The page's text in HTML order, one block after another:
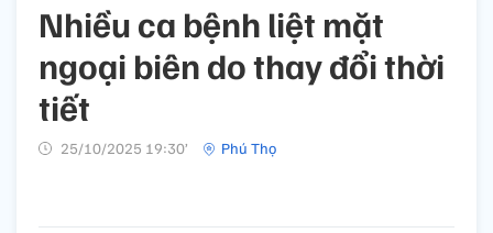
Nhiều ca bệnh liệt mặt
ngoại biên do thay đổi thời
tiết
25/10/2025 19:30’ Phú Thọ